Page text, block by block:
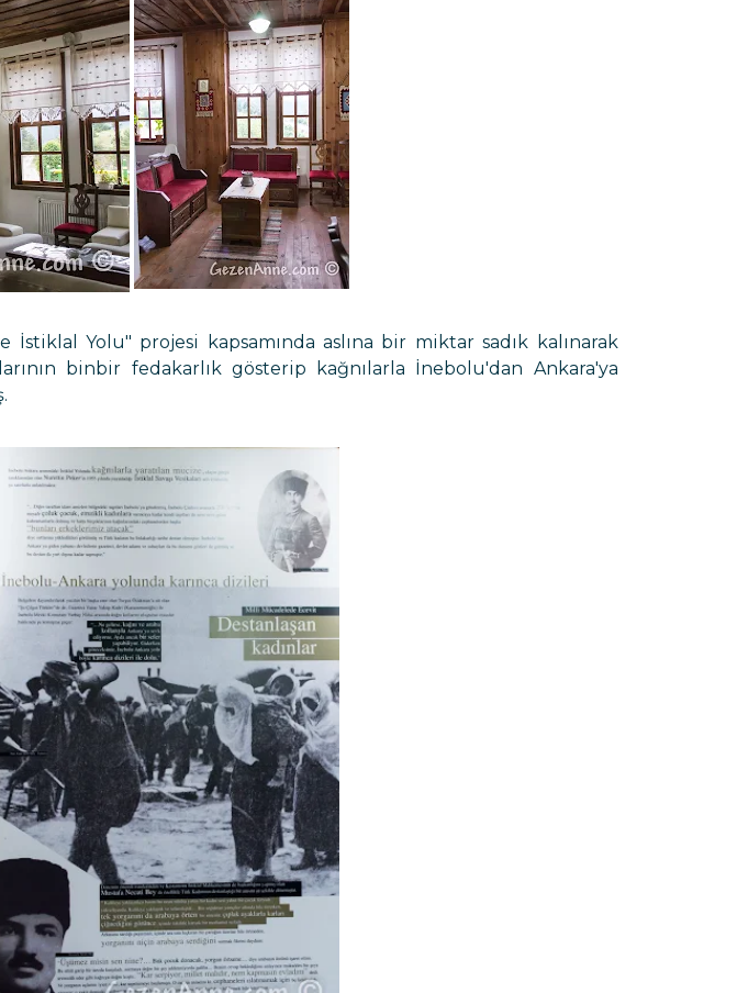
Yolu" projesi kapsamında aslına bir miktar sadık kalınarak
binbir fedakarlık gösterip kağnılarla İnebolu'dan Ankara'ya